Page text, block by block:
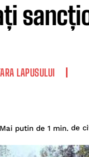
LAPUSULUI
Mai putin de 1 min. de